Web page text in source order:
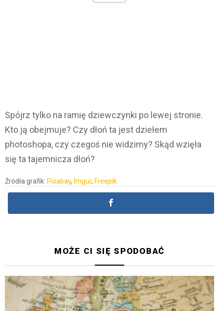
Spójrz tylko na ramię dziewczynki po lewej stronie.
Kto ją obejmuje? Czy dłoń ta jest dziełem
photoshopa, czy czegoś nie widzimy? Skąd wzięła
się ta tajemnicza dłoń?
Źródła grafik: Pixabay, Imgur, Freepik
MOŻE CI SIĘ SPODOBAĆ